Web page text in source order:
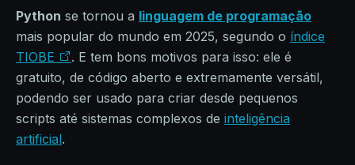
Python se tornou a linguagem de programação
mais popular do mundo em 2025, segundo o índice
TIOBE
. E tem bons motivos para isso: ele é
gratuito, de código aberto e extremamente versátil,
podendo ser usado para criar desde pequenos
scripts até sistemas complexos de inteligência
artificial.